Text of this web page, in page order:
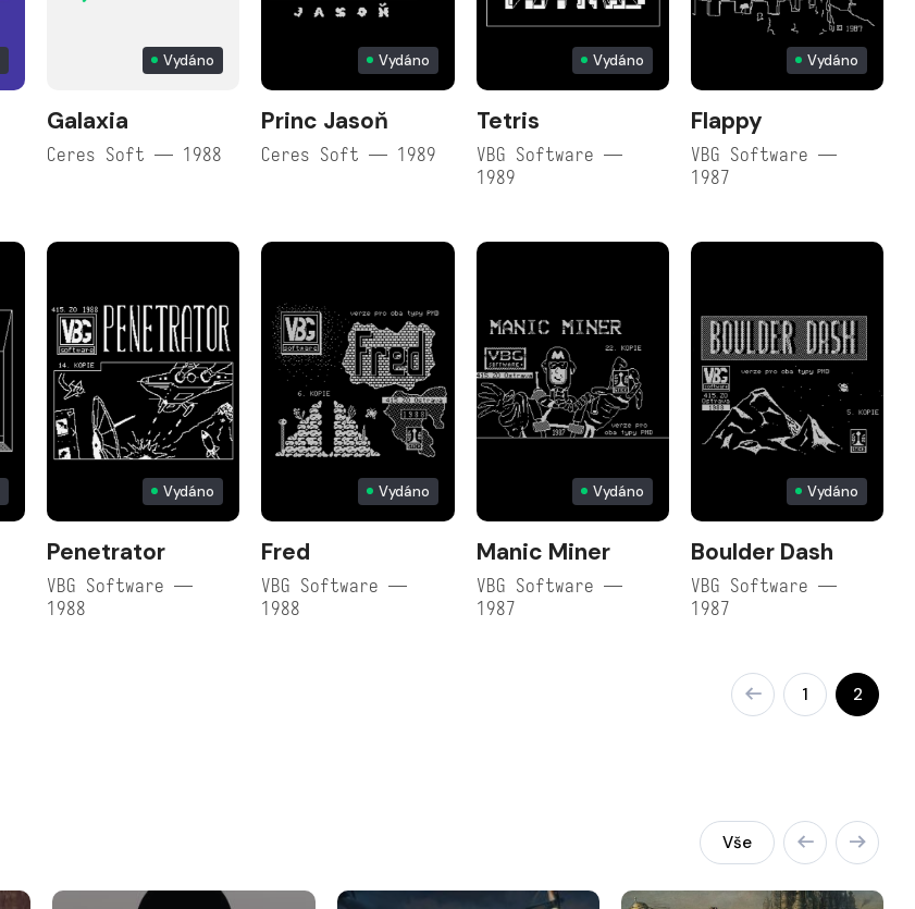
Vydáno
Galaxia
Ceres Soft — 1988
Vydáno
Princ Jasoň
Ceres Soft — 1989
Vydáno
Tetris
VBG Software —
1989
Vydáno
Flappy
VBG Software —
1987
Vydáno
Penetrator
VBG Software —
1988
Vydáno
Fred
VBG Software —
1988
Vydáno
Manic Miner
VBG Software —
1987
Vydáno
Boulder Dash
VBG Software —
1987
1 2
Vše